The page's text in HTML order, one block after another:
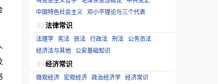
中国特色社会主义 邓小平理论与三个代表
02 法律常识
法理学 宪法 民法 行政法 刑法 公务员法
经济法与其他 公安基础知识
03 经济常识
微观经济 宏观经济 政治经济学 经济常识